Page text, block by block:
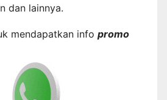
dan lainnya.
mendapatkan info promo